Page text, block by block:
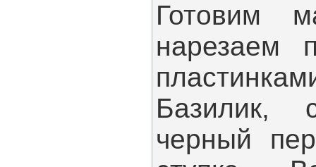
Готовим
нарезаем
Базилик,
черный